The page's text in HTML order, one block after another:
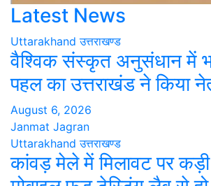
Latest News
Uttarakhand उत्तराखण्ड
वैश्विक संस्कृत अनुसंधान में
पहल का उत्तराखंड ने किया
August 6, 2026
Janmat Jagran
Uttarakhand उत्तराखण्ड
कांवड़ मेले में मिलावट पर कड़ी